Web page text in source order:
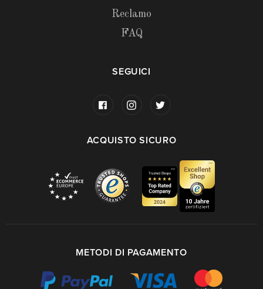
Reclamo
FAQ
SEGUICI
ACQUISTO SICURO
METODI DI PAGAMENTO